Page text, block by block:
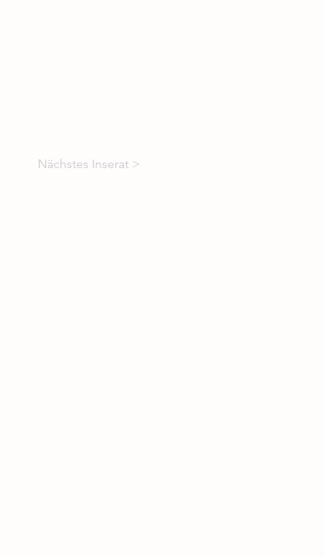
Nächstes Inserat >